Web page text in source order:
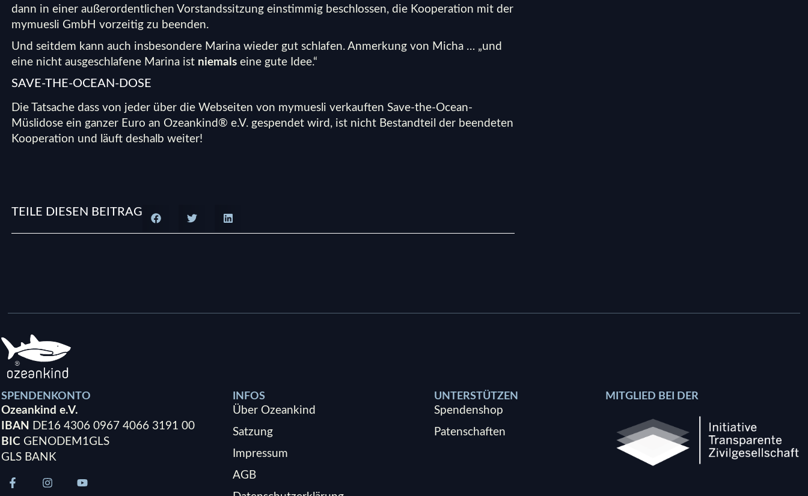
dann in einer außerordentlichen Vorstandssitzung einstimmig beschlossen, die Kooperation mit der
mymuesli GmbH vorzeitig zu beenden.
Und seitdem kann auch insbesondere Marina wieder gut schlafen. Anmerkung von Micha … „und
eine nicht ausgeschlafene Marina ist niemals eine gute Idee.“
SAVE-THE-OCEAN-DOSE
Die Tatsache dass von jeder über die Webseiten von mymuesli verkauften Save-the-Ocean-
Müslidose ein ganzer Euro an Ozeankind® e.V. gespendet wird, ist nicht Bestandteil der beendeten
Kooperation und läuft deshalb weiter!
TEILE DIESEN BEITRAG
SPENDENKONTO
Ozeankind e.V.
IBAN
DE16 4306 0967 4066 3191 00
BIC GENODEM1GLS
GLS BANK
INFOS
Über Ozeankind
Satzung
Impressum
AGB
UNTERSTÜTZEN
Spendenshop
Patenschaften
MITGLIED BEI DER